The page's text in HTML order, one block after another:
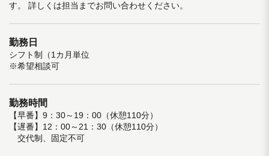
す。 詳しくは担当までお問い合わせください。
勤務日
シフト制（1カ月単位
※希望相談可
勤務時間
【早番】9：30～19：00（休憩110分）
【遅番】12：00～21：30（休憩110分）
交代制、固定不可